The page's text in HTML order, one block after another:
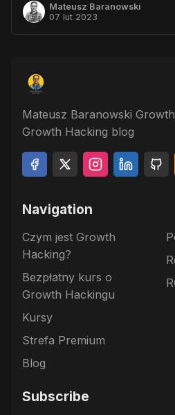
Mateusz Baranowski
07 lut 2023
Mateusz Baranowski
Growth Hacking blog
Navigation
Czym jest Growth
Hacking?
Bezpłatny kurs o
Growth Hackingu
Kursy
Strefa Premium
Blog
Subscribe